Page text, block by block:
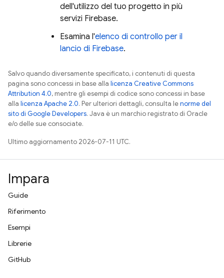
dell'utilizzo del tuo progetto in più
servizi Firebase.
Esamina l'elenco di controllo per il
lancio di Firebase.
Salvo quando diversamente specificato, i contenuti di questa
pagina sono concessi in base alla licenza Creative Commons
Attribution 4.0, mentre gli esempi di codice sono concessi in base
alla licenza Apache 2.0. Per ulteriori dettagli, consulta lenorme del
sito di Google Developers. Java è un marchio registrato di Oracle
e/o delle sue consociate.
Ultimo aggiornamento 2026-07-11 UTC.
Impara
Guide
Riferimento
Esempi
Librerie
GitHub